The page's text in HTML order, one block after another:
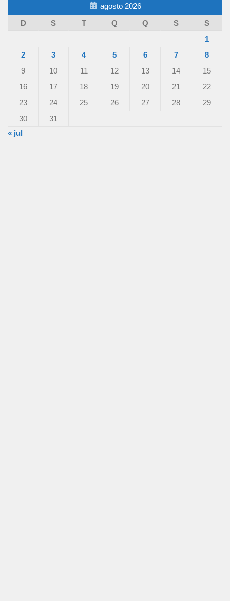
agosto 2026
D
S T Q Q S
S
1
2
3 4 5 6 7
8
9
10 11 12 13 14
15
16
17 18 19 20 21
22
23
24 25 26 27 28
29
30
31
« jul